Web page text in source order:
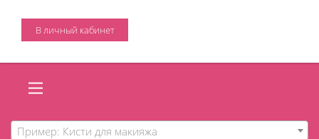
В личный кабинет
Пример: Кисти для макияжа